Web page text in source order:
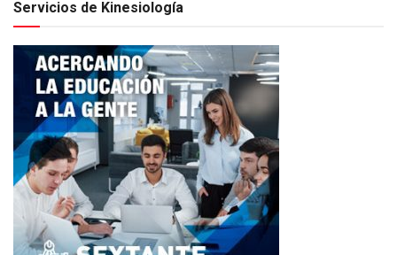
Servicios de Kinesiología